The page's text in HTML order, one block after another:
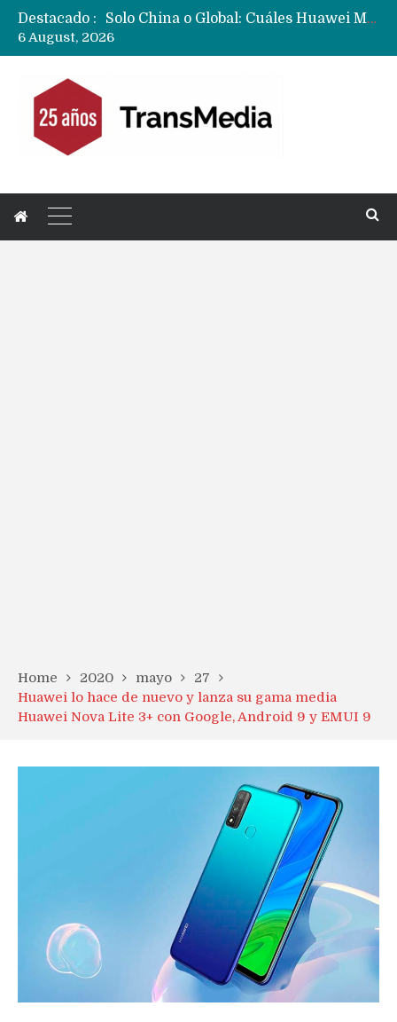
Destacado :
Data Centers de Huawei en Chile, México, Brasil,Perú y Argentina podrían verse afectados por arremetida de EE.UU
6 August, 2026
Home 2020 mayo
27
Huawei lo hace de nuevo y lanza su gama media
Huawei Nova Lite 3+ con Google, Android 9 y EMUI 9